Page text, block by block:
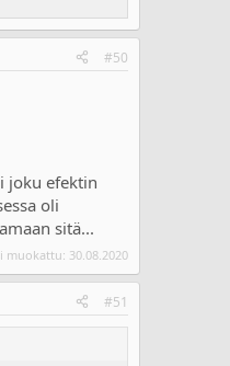
#50
joku efektin
oli
sitä...
muokattu: 30.08.2020
#51